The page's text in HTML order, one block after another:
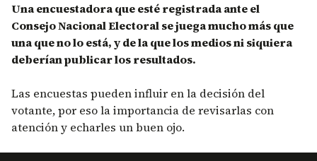
Una encuestadora que esté registrada ante el
Consejo Nacional Electoral se juega mucho más que
una que no lo está, y de la que los medios ni siquiera
deberían publicar los resultados.
Las encuestas pueden influir en la decisión del
votante, por eso la importancia de revisarlas con
atención y echarles un buen ojo.